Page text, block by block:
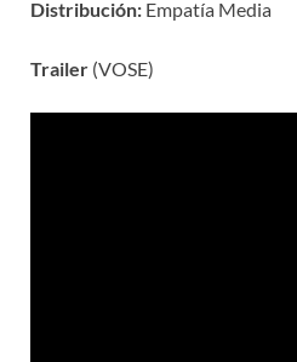
Distribución: Empatía Media
Trailer (VOSE)